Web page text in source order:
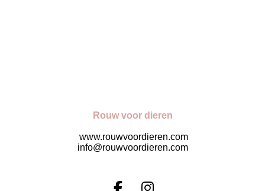
Rouw voor dieren
www.rouwvoordieren.com
info@rouwvoordieren.com